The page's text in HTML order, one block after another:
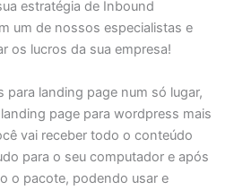
estratégia de Inbound
um de nossos especialistas e
os lucros da sua empresa!
para landing page num só lugar,
page para wordpress mais
vai receber todo o conteúdo
para o seu computador e após
o pacote, podendo usar e